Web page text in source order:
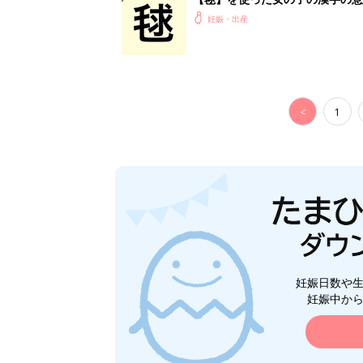
妊娠・出産
< 1
妊娠日数や
妊娠中か